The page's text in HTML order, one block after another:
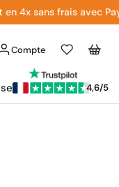
sans frais avec Paypal
Compte
Liste
d'envies
Panier
4,6/5